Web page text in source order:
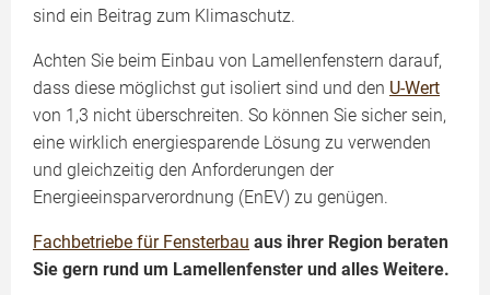
sind ein Beitrag zum Klimaschutz.
Achten Sie beim Einbau von Lamellenfenstern darauf,
dass diese möglichst gut isoliert sind und den U-Wert
von 1,3 nicht überschreiten. So können Sie sicher sein,
eine wirklich energiesparende Lösung zu verwenden
und gleichzeitig den Anforderungen der
Energieeinsparverordnung (EnEV) zu genügen.
Fachbetriebe für Fensterbau aus ihrer Region beraten
Sie gern rund um Lamellenfenster und alles Weitere.